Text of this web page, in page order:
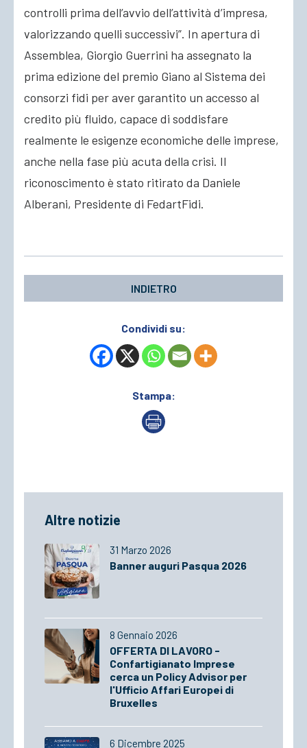
controlli prima dell’avvio dell’attività d’impresa,
valorizzando quelli successivi”. In apertura di
Assemblea, Giorgio Guerrini ha assegnato la
prima edizione del premio Giano al Sistema dei
consorzi fidi per aver garantito un accesso al
credito più fluido, capace di soddisfare
realmente le esigenze economiche delle imprese,
anche nella fase più acuta della crisi. Il
riconoscimento è stato ritirato da Daniele
Alberani, Presidente di FedartFidi.
INDIETRO
Condividi su:
Stampa:
Altre notizie
31 Marzo 2026
Banner auguri Pasqua 2026
8 Gennaio 2026
OFFERTA DI LAVORO -
Confartigianato Imprese
cerca un Policy Advisor per
l'Ufficio Affari Europei di
Bruxelles
6 Dicembre 2025